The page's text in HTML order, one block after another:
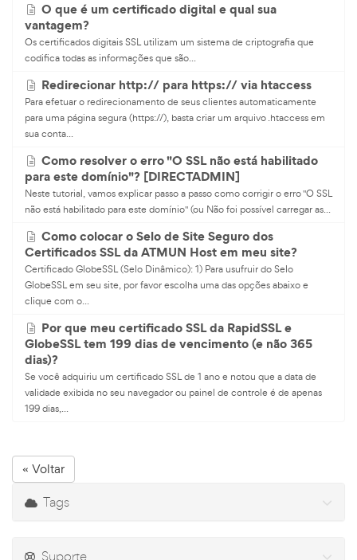
O que é um certificado digital e qual sua
vantagem?
Os certificados digitais SSL utilizam um sistema de criptografia que
codifica todas as informações que são...
Redirecionar http:// para https:// via htaccess
Para efetuar o redirecionamento de seus clientes automaticamente
para uma página segura (https://), basta criar um arquivo .htaccess em
sua conta...
Como resolver o erro "O SSL não está habilitado
para este domínio"? [DIRECTADMIN]
Neste tutorial, vamos explicar passo a passo como corrigir o erro "O SSL
não está habilitado para este domínio" (ou Não foi possível carregar as...
Como colocar o Selo de Site Seguro dos
Certificados SSL da ATMUN Host em meu site?
Certificado GlobeSSL (Selo Dinâmico): 1) Para usufruir do Selo
GlobeSSL em seu site, por favor escolha uma das opções abaixo e
clique com o...
Por que meu certificado SSL da RapidSSL e
GlobeSSL tem 199 dias de vencimento (e não 365
dias)?
Se você adquiriu um certificado SSL de 1 ano e notou que a data de
validade exibida no seu navegador ou painel de controle é de apenas
199 dias,...
« Voltar
Tags
Suporte